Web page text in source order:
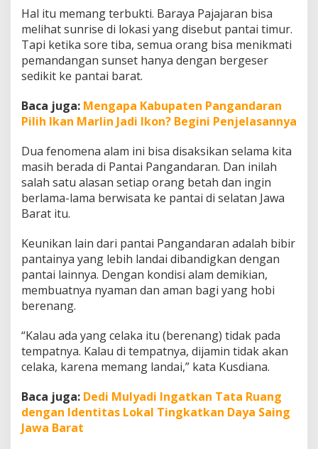
Hal itu memang terbukti. Baraya Pajajaran bisa
melihat sunrise di lokasi yang disebut pantai timur.
Tapi ketika sore tiba, semua orang bisa menikmati
pemandangan sunset hanya dengan bergeser
sedikit ke pantai barat.
Baca juga: Mengapa Kabupaten Pangandaran
Pilih Ikan Marlin Jadi Ikon? Begini Penjelasannya
Dua fenomena alam ini bisa disaksikan selama kita
masih berada di Pantai Pangandaran. Dan inilah
salah satu alasan setiap orang betah dan ingin
berlama-lama berwisata ke pantai di selatan Jawa
Barat itu.
Keunikan lain dari pantai Pangandaran adalah bibir
pantainya yang lebih landai dibandigkan dengan
pantai lainnya. Dengan kondisi alam demikian,
membuatnya nyaman dan aman bagi yang hobi
berenang.
“Kalau ada yang celaka itu (berenang) tidak pada
tempatnya. Kalau di tempatnya, dijamin tidak akan
celaka, karena memang landai,” kata Kusdiana.
Baca juga: Dedi Mulyadi Ingatkan Tata Ruang
dengan Identitas Lokal Tingkatkan Daya Saing
Jawa Barat